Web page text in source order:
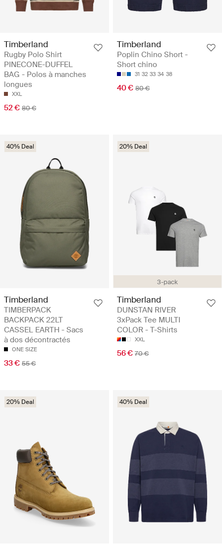
Timberland
Rugby Polo Shirt
PINECONE-DUFFEL
BAG - Polos à manches
longues
XXL
52 € 80 €
Timberland
Poplin Chino Short -
Short chino
31 32 33 34 38
40 € 80 €
40% Deal
Timberland
TIMBERPACK
BACKPACK 22LT
CASSEL EARTH - Sacs
à dos décontractés
ONE SIZE
33 € 55 €
3-pack
20% Deal
Timberland
DUNSTAN RIVER
3xPack Tee MULTI
COLOR - T-Shirts
XXL
56 € 70 €
20% Deal 40% Deal